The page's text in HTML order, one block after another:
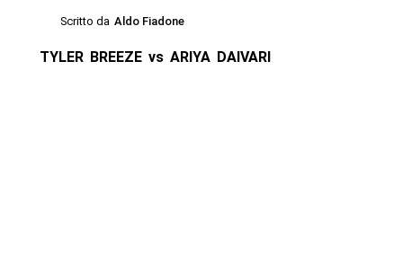
Scritto da Aldo Fiadone
TYLER BREEZE vs ARIYA DAIVARI